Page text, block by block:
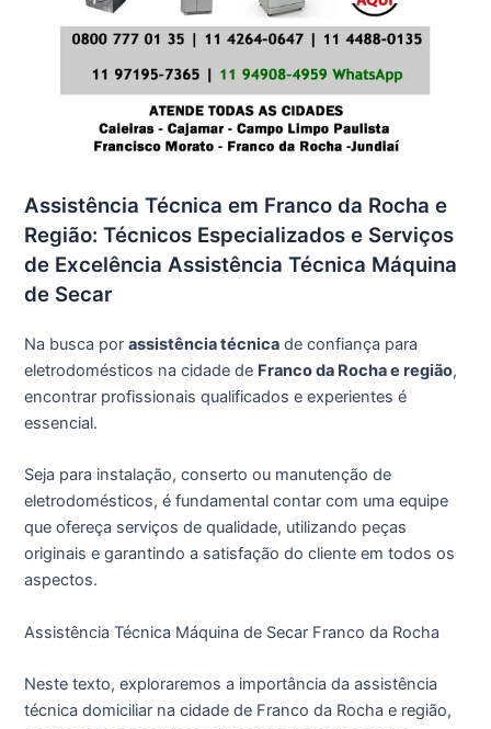
Assistência Técnica em Franco da Rocha e
Região: Técnicos Especializados e Serviços
de Excelência Assistência Técnica Máquina
de Secar
Na busca porassistência técnica de confiança para
eletrodomésticos na cidade de Franco da Rocha e região,
encontrar profissionais qualificados e experientes é
essencial.
Seja para instalação, conserto ou manutenção de
eletrodomésticos, é fundamental contar com uma equipe
que ofereça serviços de qualidade, utilizando peças
originais e garantindo a satisfação do cliente em todos os
aspectos.
Assistência Técnica Máquina de Secar Franco da Rocha
Neste texto, exploraremos a importância da assistência
técnica domiciliar na cidade de Franco da Rocha e região,